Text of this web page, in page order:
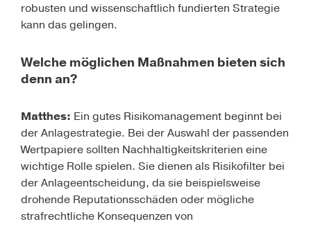
robusten und wissenschaftlich fundierten Strategie
kann das gelingen.
Welche möglichen Maßnahmen bieten sich
denn an?
Matthes: Ein gutes Risikomanagement beginnt bei
der Anlagestrategie. Bei der Auswahl der passenden
Wertpapiere sollten Nachhaltigkeitskriterien eine
wichtige Rolle spielen. Sie dienen als Risikofilter bei
der Anlageentscheidung, da sie beispielsweise
drohende Reputationsschäden oder mögliche
strafrechtliche Konsequenzen von